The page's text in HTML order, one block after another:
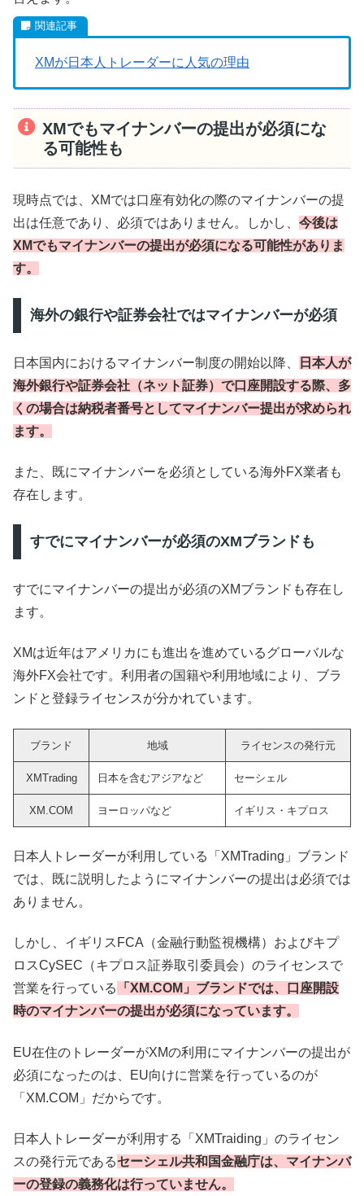
XMが日本人トレーダーに人気の理由
XMでもマイナンバーの提出が必須にな
る可能性も
現時点では、XMでは口座有効化の際のマイナンバーの提
出は任意であり、必須ではありません。しかし、 今後は
XMでもマイナンバーの提出が必須になる可能性がありま
す。
海外の銀行や証券会社ではマイナンバーが必須
日本国内におけるマイナンバー制度の開始以降、
日本人が
海外銀行や証券会社（ネット証券）で口座開設する際、多
くの場合は納税者番号としてマイナンバー提出が求められ
ます。
また、既にマイナンバーを必須としている海外FX業者も
存在します。
すでにマイナンバーが必須のXMブランドも
すでにマイナンバーの提出が必須のXMブランドも存在し
ます。
XMは近年はアメリカにも進出を進めているグローバルな
海外FX会社です。利用者の国籍や利用地域により、ブラ
ンドと登録ライセンスが分かれています。
ブランド 地域 ライセンスの発行元
XMTrading 日本を含むアジアなど セーシェル
XM.COM ヨーロッパなど イギリス・キプロス
日本人トレーダーが利用している「XMTrading」ブランド
では、既に説明したようにマイナンバーの提出は必須では
ありません。
しかし、イギリスFCA（金融行動監視機構）およびキプ
ロスCySEC（キプロス証券取引委員会）のライセンスで
営業を行っている
「XM.COM」ブランドでは、口座開設
時のマイナンバーの提出が必須になっています。
EU在住のトレーダーがXMの利用にマイナンバーの提出が
必須になったのは、EU向けに営業を行っているのが
「XM.COM」だからです。
日本人トレーダーが利用する「XMTraiding」のライセン
スの発行元であるセーシェル共和国金融庁は、マイナンバ
ーの登録の義務化は行っていません。